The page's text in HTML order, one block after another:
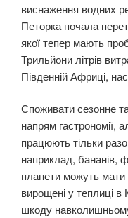
виснаження водних
Петорка почала
якої тепер мають
Трильйони літрів
Південній Африці,
Споживати сезонне
напрям гастрономії,
працюють тільки
наприклад, бананів,
планети можуть
вирощені у теплиці в
шкоду